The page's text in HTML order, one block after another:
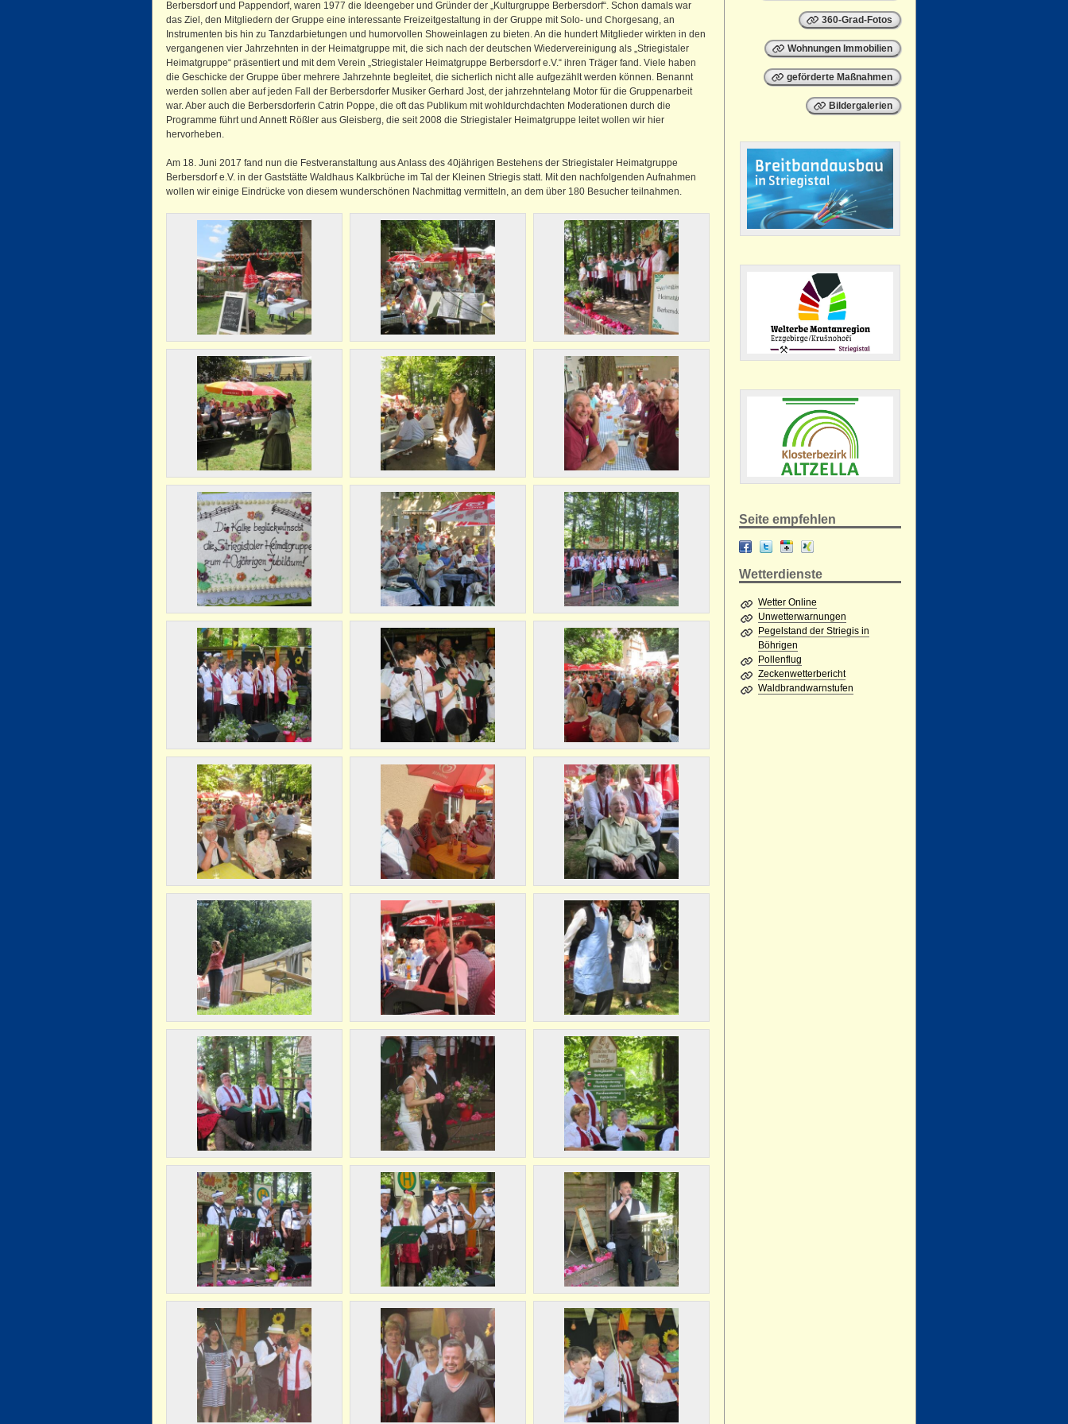
Berbersdorf und Pappendorf, waren 1977 die Ideengeber und Gründer der „Kulturgruppe Berbersdorf“. Schon damals war
das Ziel, den Mitgliedern der Gruppe eine interessante Freizeitgestaltung in der Gruppe mit Solo- und Chorgesang, an
Instrumenten bis hin zu Tanzdarbietungen und humorvollen Showeinlagen zu bieten. An die hundert Mitglieder wirkten in den
vergangenen vier Jahrzehnten in der Heimatgruppe mit, die sich nach der deutschen Wiedervereinigung als „Striegistaler
Heimatgruppe“ präsentiert und mit dem Verein „Striegistaler Heimatgruppe Berbersdorf e.V.“ ihren Träger fand. Viele haben
die Geschicke der Gruppe über mehrere Jahrzehnte begleitet, die sicherlich nicht alle aufgezählt werden können. Benannt
werden sollen aber auf jeden Fall der Berbersdorfer Musiker Gerhard Jost, der jahrzehntelang Motor für die Gruppenarbeit
war. Aber auch die Berbersdorferin Catrin Poppe, die oft das Publikum mit wohldurchdachten Moderationen durch die
Programme führt und Annett Rößler aus Gleisberg, die seit 2008 die Striegistaler Heimatgruppe leitet wollen wir hier
hervorheben.
Am 18. Juni 2017 fand nun die Festveranstaltung aus Anlass des 40jährigen Bestehens der Striegistaler Heimatgruppe
Berbersdorf e.V. in der Gaststätte Waldhaus Kalkbrüche im Tal der Kleinen Striegis statt. Mit den nachfolgenden Aufnahmen
wollen wir einige Eindrücke von diesem wunderschönen Nachmittag vermitteln, an dem über 180 Besucher teilnahmen.
360-Grad-Fotos
Wohnungen Immobilien
geförderte Maßnahmen
Bildergalerien
Seite empfehlen
Wetterdienste
Wetter Online
Unwetterwarnungen
Pegelstand der Striegis in
Böhrigen
Pollenflug
Zeckenwetterbericht
Waldbrandwarnstufen